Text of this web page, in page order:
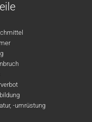
-umrüstung